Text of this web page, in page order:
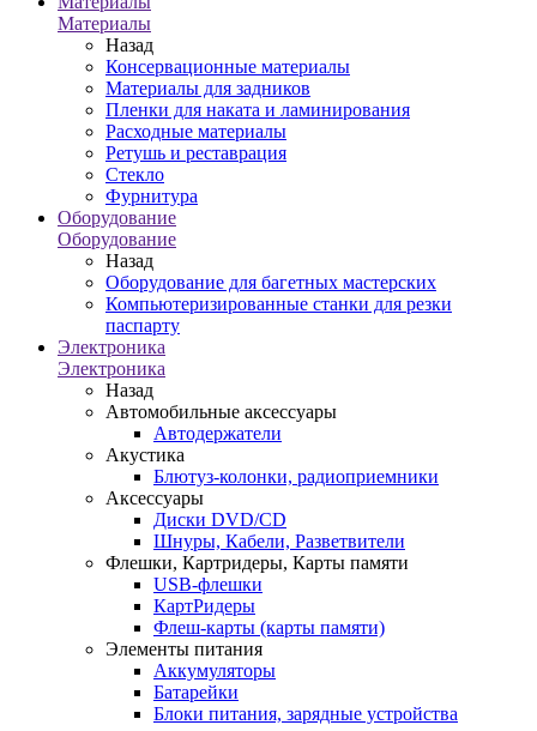
Материалы
Назад
Консервационные материалы
Материалы для задников
Пленки для наката и ламинирования
Расходные материалы
Ретушь и реставрация
Стекло
Фурнитура
Оборудование
Оборудование
Назад
Оборудование для багетных мастерских
Компьютеризированные станки для резки
паспарту
Электроника
Электроника
Назад
Автомобильные аксессуары
Автодержатели
Акустика
Блютуз-колонки, радиоприемники
Аксессуары
Диски DVD/CD
Шнуры, Кабели, Разветвители
Флешки, Картридеры, Карты памяти
USB-флешки
КартРидеры
Флеш-карты (карты памяти)
Элементы питания
Аккумуляторы
Батарейки
Блоки питания, зарядные устройства